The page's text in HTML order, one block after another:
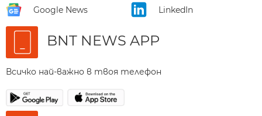
Google News LinkedIn
BNT NEWS APP
Всичко най-важно в твоя телефон